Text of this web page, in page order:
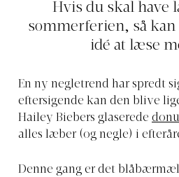
Hvis du skal have
sommerferien, så
idé at læse
En ny negletrend har spredt
eftersigende kan den blive
Hailey Biebers glaserede
alles læber (og negle) i
Denne gang er det